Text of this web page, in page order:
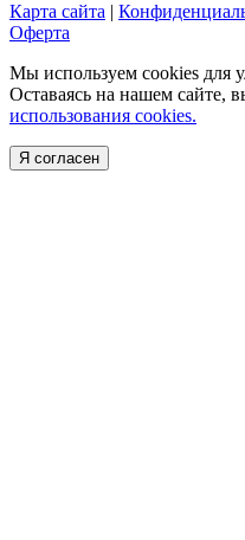
Карта сайта |
Оферта
Мы используем cookies для
Оставаясь на нашем сайте,
использования cookies.
Я согласен